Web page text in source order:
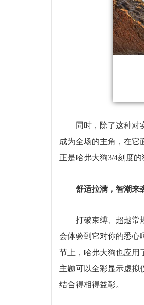
同时，除了这种对
成为全场的主角，在它
正是哈弗大狗3/4刻度的
舒适拉满，智潮来
打破束缚、超越常
会体验到它对你的悉心
节上，哈弗大狗也应用
主题可以全彩显示虚拟
结合得相得益彰。